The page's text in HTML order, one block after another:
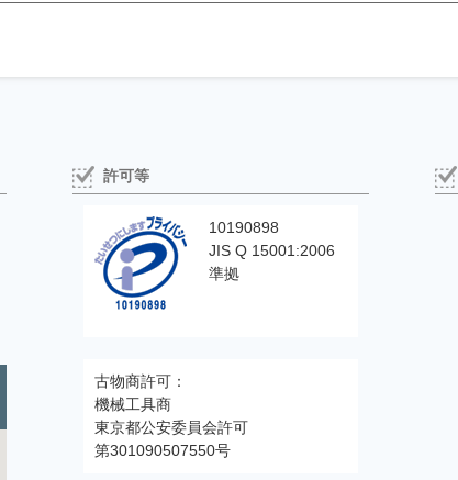
許可等
10190898
JIS Q 15001:2006
準拠
古物商許可：
機械工具商
東京都公安委員会許可
第301090507550号